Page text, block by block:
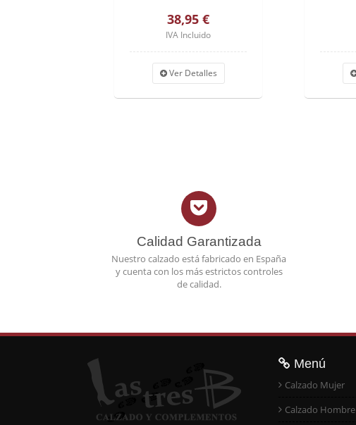
38,95 €
IVA Incluido
Ver Detalles
Calidad Garantizada
Nuestro calzado está fabricado en España
y cuenta con los más estrictos controles
de calidad.
Menú
Calzado Mujer
Calzado Hombre